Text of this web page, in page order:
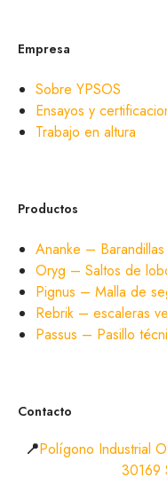
Empresa
Sobre YPSOS
Ensayos y
Trabajo en altura
Productos
Ananke –
Oryg – Saltos de
Pignus – Malla de
Rebrik – escaleras
Passus – Pasillo
Contacto
📍Polígono Industrial
30169